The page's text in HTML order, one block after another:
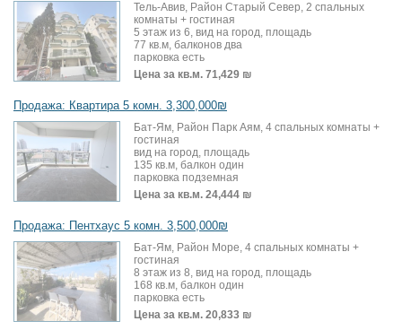
Тель-Авив, Район Старый Север, 2 спальных
комнаты + гостиная
5 этаж из 6, вид на город, площадь
77 кв.м, балконов два
парковка есть
Цена за кв.м. 71,429 ₪
Продажа: Квартира 5 комн. 3,300,000₪
Бат-Ям, Район Парк Аям, 4 спальных комнаты +
гостиная
вид на город, площадь
135 кв.м, балкон один
парковка подземная
Цена за кв.м. 24,444 ₪
Продажа: Пентхаус 5 комн. 3,500,000₪
Бат-Ям, Район Море, 4 спальных комнаты +
гостиная
8 этаж из 8, вид на город, площадь
168 кв.м, балкон один
парковка есть
Цена за кв.м. 20,833 ₪